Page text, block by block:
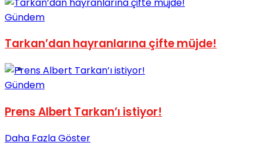
Spor
Gündem
Tarkan’dan hayranlarına çifte müjde!
Gündem
Prens Albert Tarkan’ı istiyor!
Daha Fazla Göster